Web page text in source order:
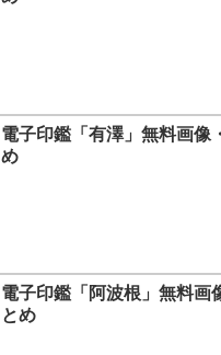
電子印鑑「有澤」無料画像
め
電子印鑑「阿波根」無料画
とめ